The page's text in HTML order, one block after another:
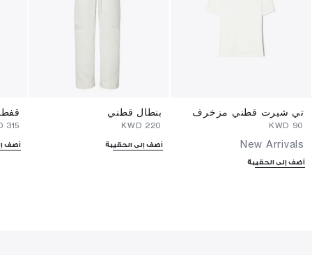
تي شيرت قطني مزخرف
New Arrivals
أضف إلى الحقيبة
بنطال قطني
أضف إلى الحقيبة أضف